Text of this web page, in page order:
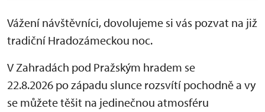
Vážení návštěvníci, dovolujeme si vás pozvat na již
tradiční Hradozámeckou noc.
V Zahradách pod Pražským hradem se
22.8.2026 po západu slunce rozsvítí pochodně a vy
se můžete těšit na jedinečnou atmosféru